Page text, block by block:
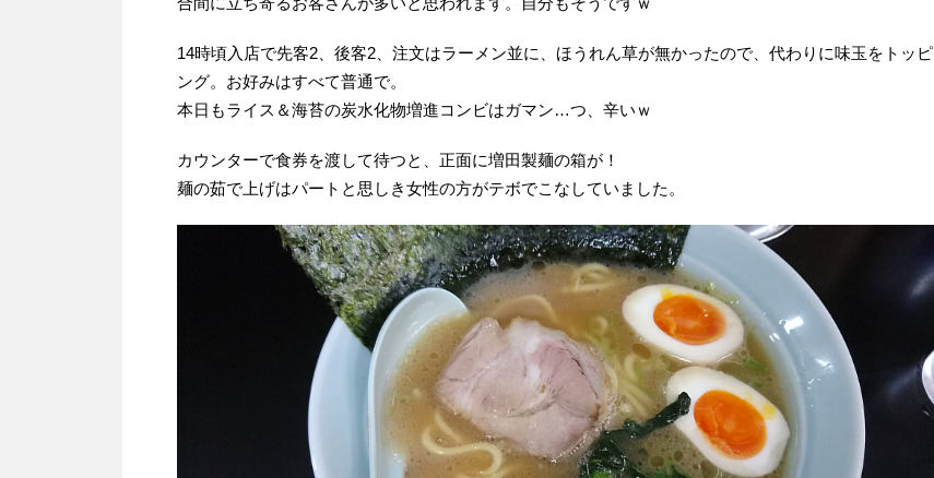
14時頃入店で先客2、後客2、注文はラーメン並に、ほうれん草が無かったので、代わりに味玉をトッピ
ング。お好みはすべて普通で。
本日もライス＆海苔の炭水化物増進コンビはガマン…つ、辛いｗ
カウンターで食券を渡して待つと、正面に増田製麺の箱が！
麺の茹で上げはパートと思しき女性の方がテボでこなしていました。